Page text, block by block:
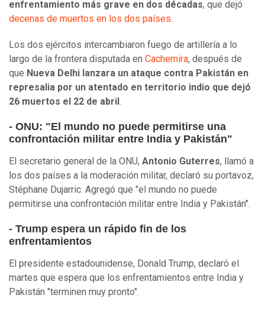
enfrentamiento más grave en dos décadas, que dejó
decenas de muertos en los dos países.
Los dos ejércitos intercambiaron fuego de artillería a lo
largo de la frontera disputada en Cachemira, después de
que Nueva Delhi lanzara un ataque contra Pakistán en
represalia por un atentado en territorio indio que dejó
26 muertos el 22 de abril.
- ONU: "El mundo no puede permitirse una
confrontación militar entre India y Pakistán"
El secretario general de la ONU, Antonio Guterres, llamó a
los dos países a la moderación militar, declaró su portavoz,
Stéphane Dujarric. Agregó que "el mundo no puede
permitirse una confrontación militar entre India y Pakistán".
- Trump espera un rápido fin de los
enfrentamientos
El presidente estadounidense, Donald Trump, declaró el
martes que espera que los enfrentamientos entre India y
Pakistán "terminen muy pronto".